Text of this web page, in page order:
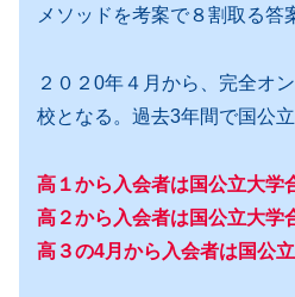
メソッドを考案で８割取る答
２０２0年４月から、完全オ
校となる。過去3年間で国公
高１から入会者は国公立大学
高２から入会者は国公立大学
高３の4月から入会者は国公